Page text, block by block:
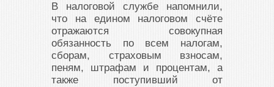
В налоговой службе напомнили,
что на едином налоговом счёте
отражаются совокупная
обязанность по всем налогам,
сборам, страховым взносам,
пеням, штрафам и процентам, а
также поступивший от